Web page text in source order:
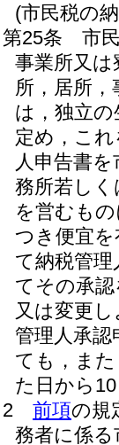
(市民税の
第25条
市
事業所又
所，居所
は，独立
定め，こ
人申告書
務所若し
を営むも
つき便宜
て納税管
てその承
又は変更
管理人承
ても，ま
た日から
2
前項の規
務者に係